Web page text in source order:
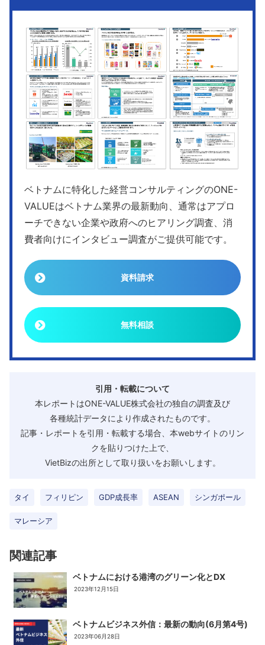
ベトナムに特化した経営コンサルティングのONE-
VALUEはベトナム業界の最新動向、通常はアプロ
ーチできない企業や政府へのヒアリング調査、消
費者向けにインタビュー調査がご提供可能です。
資料請求
無料相談
引用・転載について
本レポートはONE-VALUE株式会社の独自の調査及び
各種統計データにより作成されたものです。
記事・レポートを引用・転載する場合、本webサイトのリン
クを貼りつけた上で、
VietBizの出所として取り扱いをお願いします。
タイ フィリピン GDP成長率 ASEAN シンガポール
マレーシア
関連記事
ベトナムにおける港湾のグリーン化とDX
2023年12月15日
ベトナムビジネス外信：最新の動向(6月第4号)
2023年06月28日